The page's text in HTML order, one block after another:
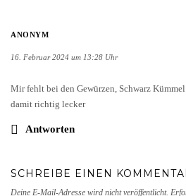
ANONYM
16. Februar 2024 um 13:28 Uhr
Mir fehlt bei den Gewürzen, Schwarz
damit richtig lecker
Antworten
SCHREIBE EINEN
Deine E-Mail-Adresse wird nicht veröffentlicht.